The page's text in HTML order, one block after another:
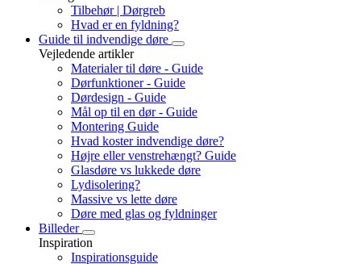
Tilbehør | Dørgreb
Hvad er en fyldning?
Guide til indvendige døre
Vejledende artikler
Materialer til døre - Guide
Dørfunktioner - Guide
Dørdesign - Guide
Mål op til en dør - Guide
Montering Guide
Hvad koster indvendige døre?
Højre eller venstrehængt? Guide
Glasdøre vs lukkede døre
Lydisolering?
Massive vs lette døre
Døre med glas og fyldninger
Billeder
Inspiration
Inspirationsguide